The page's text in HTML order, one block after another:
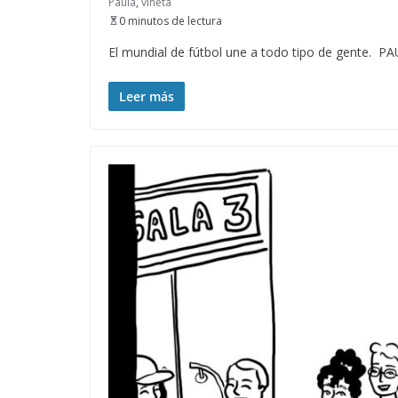
0 minutos de lectura
El mundial de fútbol une a todo tipo de gente.
Leer más